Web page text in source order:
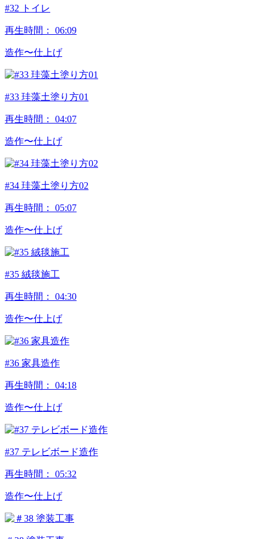
#32 トイレ
再生時間： 06:09
造作〜仕上げ
#33 珪藻土塗り方01
再生時間： 04:07
造作〜仕上げ
#34 珪藻土塗り方02
再生時間： 05:07
造作〜仕上げ
#35 絨毯施工
再生時間： 04:30
造作〜仕上げ
#36 家具造作
再生時間： 04:18
造作〜仕上げ
#37 テレビボード造作
再生時間： 05:32
造作〜仕上げ